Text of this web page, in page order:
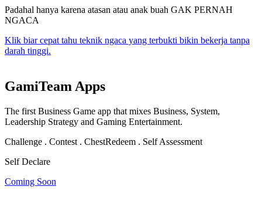
Padahal hanya karena atasan atau anak buah GAK PERNAH
NGACA
Klik biar cepat tahu teknik ngaca yang terbukti bikin bekerja tanpa
darah tinggi.
GamiTeam Apps
The first Business Game app that mixes Business, System,
Leadership Strategy and Gaming Entertainment.
Challenge . Contest . ChestRedeem . Self Assessment
Self Declare
Coming Soon